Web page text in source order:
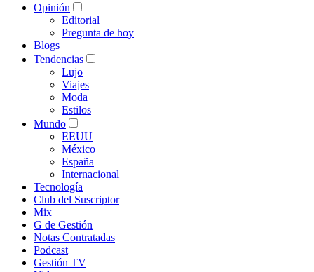
Opinión
Editorial
Pregunta de hoy
Blogs
Tendencias
Lujo
Viajes
Moda
Estilos
Mundo
EEUU
México
España
Internacional
Tecnología
Club del Suscriptor
Mix
G de Gestión
Notas Contratadas
Podcast
Gestión TV